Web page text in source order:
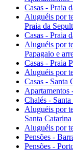
Casas - Praia
Aluguéis por
Praia da
Casas - Praia
Aluguéis por
Papagaio e
Casas - Praia
Aluguéis por
Casas - Santa
Apartamentos
Chalés -
Aluguéis por
Santa Catarina
Aluguéis por
Pensões -
Pensões -